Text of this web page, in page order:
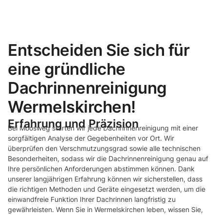
Entscheiden Sie sich für
eine gründliche
Dachrinnenreinigung
Wermelskirchen!
Erfahrung und Präzision
Bei Moosweg starten wir jede Dachrinnenreinigung mit einer
sorgfältigen Analyse der Gegebenheiten vor Ort. Wir
überprüfen den Verschmutzungsgrad sowie alle technischen
Besonderheiten, sodass wir die Dachrinnenreinigung genau auf
Ihre persönlichen Anforderungen abstimmen können. Dank
unserer langjährigen Erfahrung können wir sicherstellen, dass
die richtigen Methoden und Geräte eingesetzt werden, um die
einwandfreie Funktion Ihrer Dachrinnen langfristig zu
gewährleisten. Wenn Sie in Wermelskirchen leben, wissen Sie,